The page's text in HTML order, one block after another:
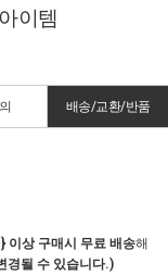
이템
배송/교환/반품
이상 구매시 무료 배송해
경될 수 있습니다.)